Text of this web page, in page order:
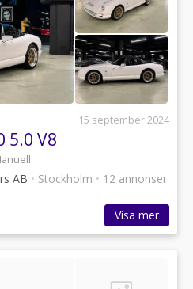
15 september 2024
5.0 V8
AB • Stockholm • 12 annonser
Visa mer